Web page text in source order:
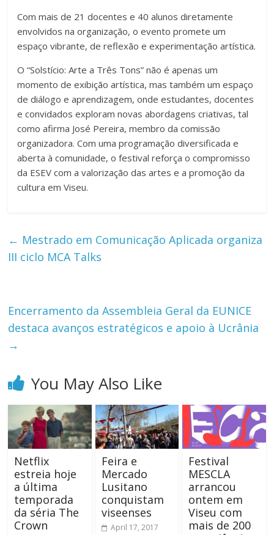
Com mais de 21 docentes e 40 alunos diretamente
envolvidos na organização, o evento promete um
espaço vibrante, de reflexão e experimentação artística.
O “Solstício: Arte a Três Tons” não é apenas um
momento de exibição artística, mas também um espaço
de diálogo e aprendizagem, onde estudantes, docentes
e convidados exploram novas abordagens criativas, tal
como afirma José Pereira, membro da comissão
organizadora. Com uma programação diversificada e
aberta à comunidade, o festival reforça o compromisso
da ESEV com a valorização das artes e a promoção da
cultura em Viseu.
← Mestrado em Comunicação Aplicada organiza
III ciclo MCA Talks
Encerramento da Assembleia Geral da EUNICE
destaca avanços estratégicos e apoio à Ucrânia
→
You May Also Like
Netflix
estreia hoje
a última
temporada
da séria The
Crown
Feira e
Mercado
Lusitano
conquistam
viseenses
April 17, 2017
Festival
MESCLA
arrancou
ontem em
Viseu com
mais de 200